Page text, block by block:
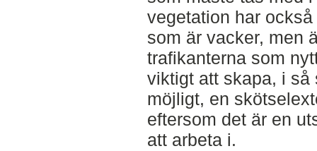
vegetation har
som är vacker, men
trafikanterna som
viktigt att skapa, i så
möjligt, en
eftersom det är en
att arbeta i.